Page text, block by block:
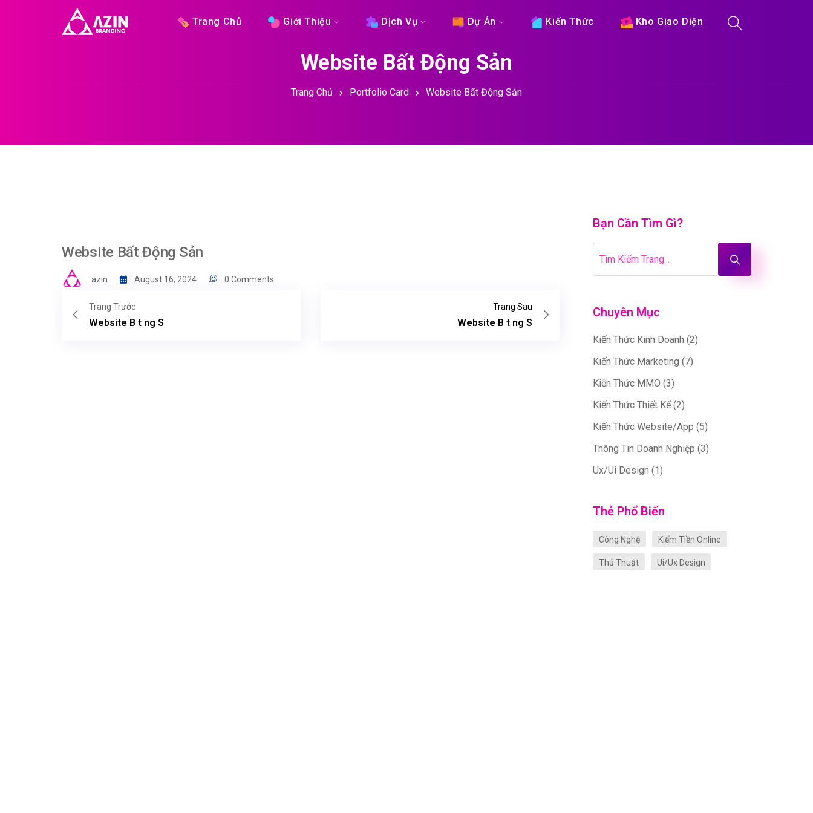
Trang Chủ Giới Thiệu Dịch Vụ Dự Án Kiến Thức Kho Giao Diện
Website Bất Động Sản
Trang Chủ Portfolio Card Website Bất Động Sản
Website Bất Động Sản
azin August 16, 2024 0 Comments
Trang Trước
Website B t ng S
Trang Sau
Website B t ng S
Bạn Cần Tìm Gì?
Chuyên Mục
Kiến Thức Kinh Doanh (2)
Kiến Thức Marketing (7)
Kiến Thức MMO (3)
Kiến Thức Thiết Kế(2)
Kiến Thức Website/App (5)
Thông Tin Doanh Nghiệp (3)
Ux/Ui Design (1)
Thẻ Phổ Biến
Công Nghệ Kiếm Tiền Online
Thủ Thuật Ui/Ux Design